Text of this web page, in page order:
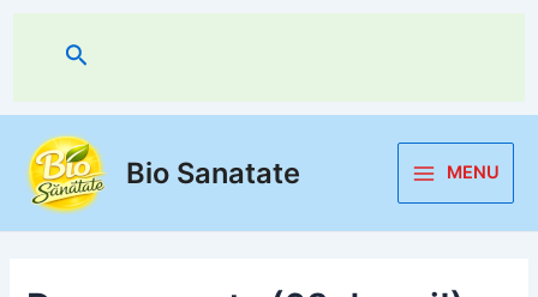
Skip
Search
Bio Sanatate
Main
MENU